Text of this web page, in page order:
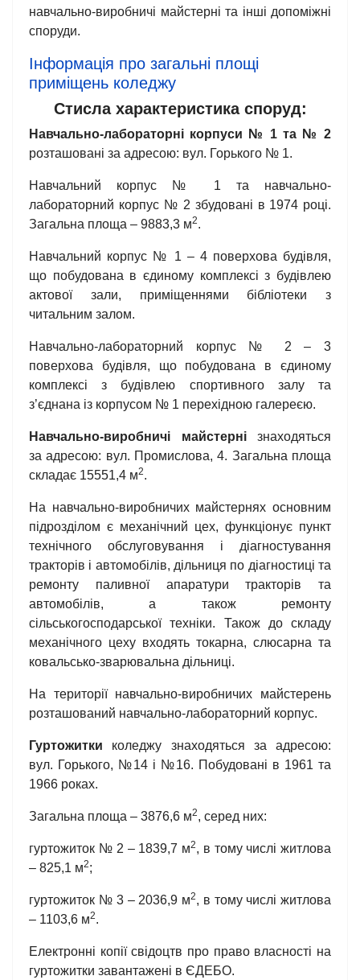
навчально-виробничі майстерні та інші допоміжні
споруди.
Інформація про загальні площі
приміщень коледжу
Стисла характеристика споруд:
Навчально-лабораторні корпуси № 1 та № 2
розташовані за адресою: вул. Горького № 1.
Навчальний корпус № 1 та навчально-
лабораторний корпус № 2 збудовані в 1974 році.
Загальна площа – 9883,3 м2.
Навчальний корпус № 1 – 4 поверхова будівля,
що побудована в єдиному комплексі з будівлею
актової зали, приміщеннями бібліотеки з
читальним залом.
Навчально-лабораторний корпус № 2 – 3
поверхова будівля, що побудована в єдиному
комплексі з будівлею спортивного залу та
з’єднана із корпусом № 1 перехідною галереєю.
Навчально-виробничі майстернізнаходяться
за адресою: вул. Промислова, 4. Загальна площа
складає 15551,4 м2.
На навчально-виробничих майстернях основним
підрозділом є механічний цех, функціонує пункт
технічного обслуговування і діагностування
тракторів і автомобілів, дільниця по діагностиці та
ремонту паливної апаратури тракторів та
автомобілів, а також ремонту
сільськогосподарської техніки. Також до складу
механічного цеху входять токарна, слюсарна та
ковальсько-зварювальна дільниці.
На території навчально-виробничих майстерень
розташований навчально-лабораторний корпус.
Гуртожитки коледжу знаходяться за адресою:
вул. Горького, №14 і №16. Побудовані в 1961 та
1966 роках.
Загальна площа – 3876,6 м2, серед них:
гуртожиток № 2 – 1839,7 м2, в тому числі житлова
– 825,1 м2;
гуртожиток № 3 – 2036,9 м2, в тому числі житлова
– 1103,6 м2.
Електронні копії свідоцтв про право власності на
гуртожитки завантажені в ЄДЕБО.